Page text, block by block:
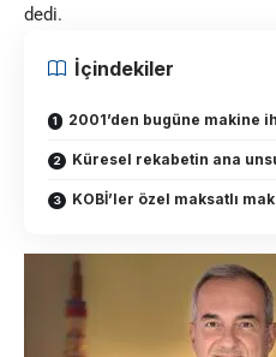
dedi.
İçindekiler
2001’den bugüne makine
Küresel rekabetin ana
KOBİ’ler özel maksatlı